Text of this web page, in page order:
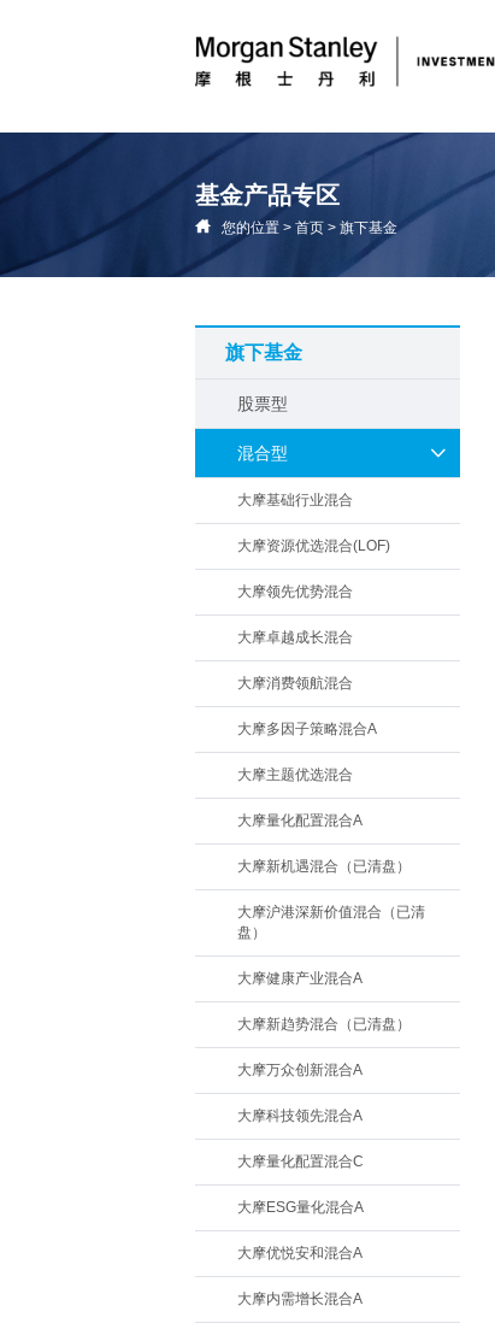
基金产品专区
您的位置 > 首页 > 旗下基金
旗下基金
股票型
混合型
大摩基础行业混合
大摩资源优选混合(LOF)
大摩领先优势混合
大摩卓越成长混合
大摩消费领航混合
大摩多因子策略混合A
大摩主题优选混合
大摩量化配置混合A
大摩新机遇混合（已清盘）
大摩沪港深新价值混合（已清
盘）
大摩健康产业混合A
大摩新趋势混合（已清盘）
大摩万众创新混合A
大摩科技领先混合A
大摩量化配置混合C
大摩ESG量化混合A
大摩优悦安和混合A
大摩内需增长混合A